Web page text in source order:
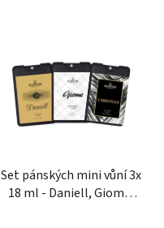
Set pánských mini vůní 3x
18 ml - Daniell, Giome,